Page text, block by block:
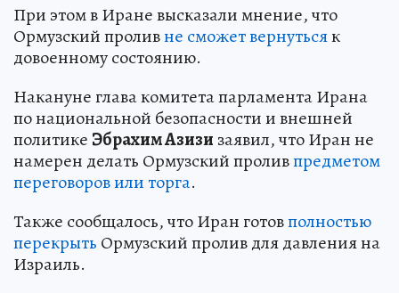
При этом в Иране высказали мнение, что
Ормузский проливне сможет вернутьсяк
довоенному состоянию.
Накануне глава комитета парламента Ирана
по национальной безопасности и внешней
политике Эбрахим Азизи заявил, что Иран не
намерен делать Ормузский проливпредметом
переговоров или торга.
Также сообщалось, что Иран готовполностью
перекрыть Ормузский пролив для давления на
Израиль.